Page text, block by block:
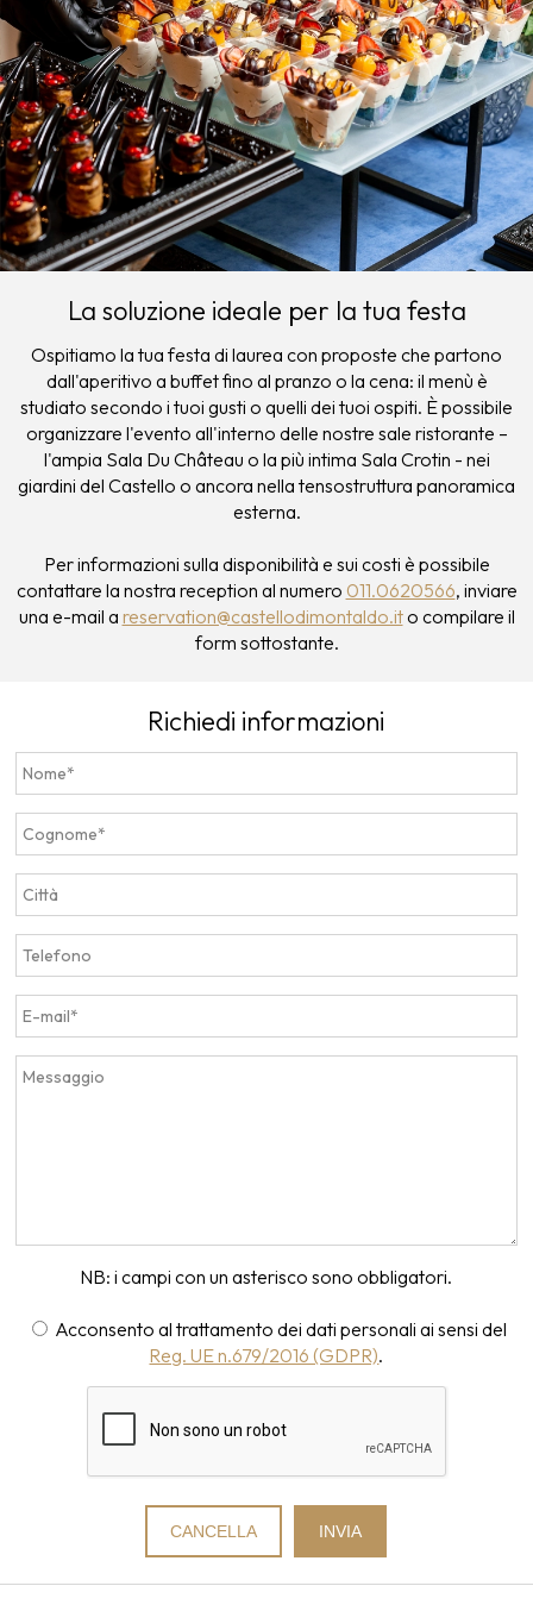
La soluzione ideale per la tua festa
Ospitiamo la tua festa di laurea con proposte che partono
dall'aperitivo a buffet fino al pranzo o la cena: il menù è
studiato secondo i tuoi gusti o quelli dei tuoi ospiti. È possibile
organizzare l'evento all'interno delle nostre sale ristorante –
l'ampia Sala Du Château o la più intima Sala Crotin - nei
giardini del Castello o ancora nella tensostruttura panoramica
esterna.
Per informazioni sulla disponibilità e sui costi è possibile
contattare la nostra reception al numero 011.0620566, inviare
una e-mail a reservation@castellodimontaldo.ito compilare il
form sottostante.
Richiedi informazioni
NB: i campi con un asterisco sono obbligatori.
Acconsento al trattamento dei dati personali ai sensi del
Reg. UE n.679/2016 (GDPR).